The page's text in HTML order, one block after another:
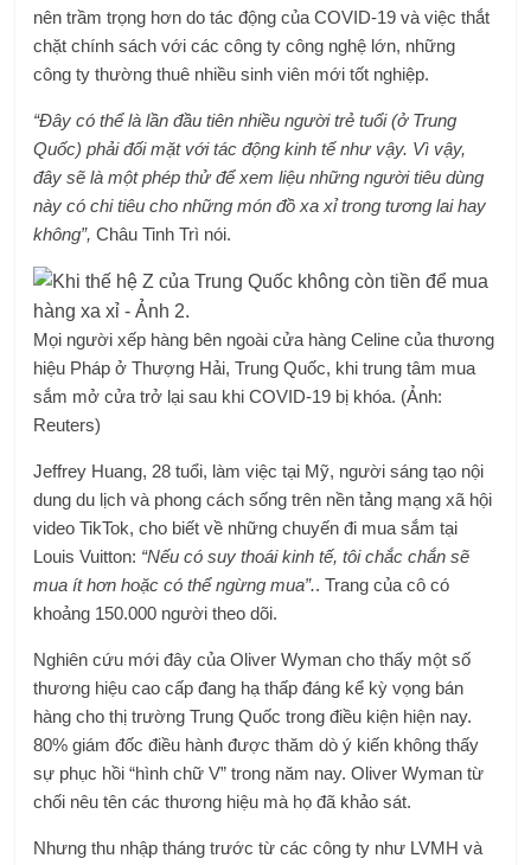
nên trầm trọng hơn do tác động của COVID-19 và việc thắt
chặt chính sách với các công ty công nghệ lớn, những
công ty thường thuê nhiều sinh viên mới tốt nghiệp.
“Đây có thể là lần đầu tiên nhiều người trẻ tuổi (ở Trung
Quốc) phải đối mặt với tác động kinh tế như vậy. Vì vậy,
đây sẽ là một phép thử để xem liệu những người tiêu dùng
này có chi tiêu cho những món đồ xa xỉ trong tương lai hay
không”, Châu Tinh Trì nói.
Mọi người xếp hàng bên ngoài cửa hàng Celine của thương
hiệu Pháp ở Thượng Hải, Trung Quốc, khi trung tâm mua
sắm mở cửa trở lại sau khi COVID-19 bị khóa. (Ảnh:
Reuters)
Jeffrey Huang, 28 tuổi, làm việc tại Mỹ, người sáng tạo nội
dung du lịch và phong cách sống trên nền tảng mạng xã hội
video TikTok, cho biết về những chuyến đi mua sắm tại
Louis Vuitton: “Nếu có suy thoái kinh tế, tôi chắc chắn sẽ
mua ít hơn hoặc có thể ngừng mua”.. Trang của cô có
khoảng 150.000 người theo dõi.
Nghiên cứu mới đây của Oliver Wyman cho thấy một số
thương hiệu cao cấp đang hạ thấp đáng kể kỳ vọng bán
hàng cho thị trường Trung Quốc trong điều kiện hiện nay.
80% giám đốc điều hành được thăm dò ý kiến ​​không thấy
sự phục hồi “hình chữ V” trong năm nay. Oliver Wyman từ
chối nêu tên các thương hiệu mà họ đã khảo sát.
Nhưng thu nhập tháng trước từ các công ty như LVMH và